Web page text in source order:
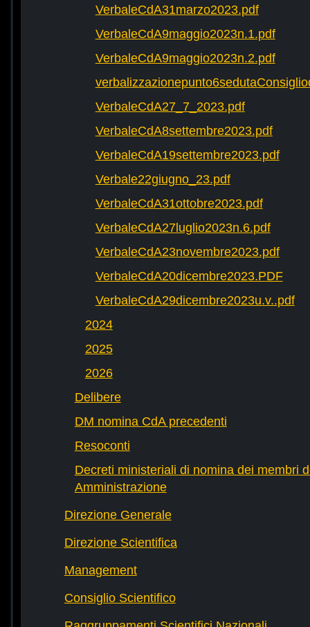
VerbaleCdA31marzo2023.pdf
VerbaleCdA9maggio2023n.1.pdf
VerbaleCdA9maggio2023n.2.pdf
VerbaleCdA27_7_2023.pdf
VerbaleCdA8settembre2023.pdf
VerbaleCdA19settembre2023.pdf
Verbale22giugno_23.pdf
VerbaleCdA31ottobre2023.pdf
VerbaleCdA27luglio2023n.6.pdf
VerbaleCdA23novembre2023.pdf
VerbaleCdA20dicembre2023.PDF
VerbaleCdA29dicembre2023u.v..pdf
2024
2025
2026
Delibere
DM nomina CdA precedenti
Resoconti
Decreti ministeriali di nomina dei membri
Amministrazione
Direzione Generale
Direzione Scientifica
Management
Consiglio Scientifico